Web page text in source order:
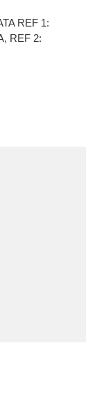
REF 1:
REF 2: